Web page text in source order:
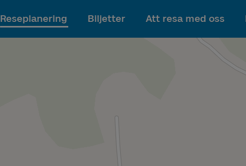
Till innehållet
Reseplanering Biljetter Att resa med oss